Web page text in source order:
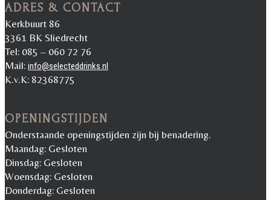
ADRES & CONTACT
Kerkbuurt 86
3361 BK Sliedrecht
Tel: 085 – 060 72 76
Mail: info@selecteddrinks.nl
K.v.K: 82368775
OPENINGSTIJDEN
Onderstaande openingstijden zijn bij benadering.
Maandag: Gesloten
Dinsdag: Gesloten
Woensdag: Gesloten
Donderdag: Gesloten